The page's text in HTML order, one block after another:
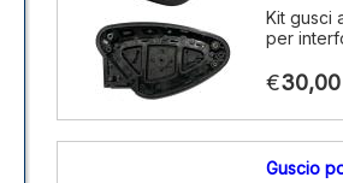
Kit gusci
per
€30,00
Guscio